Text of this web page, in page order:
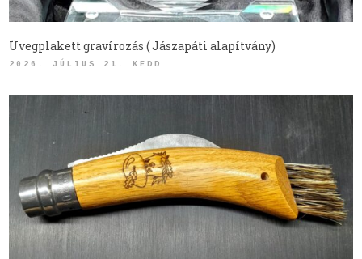
Üvegplakett gravírozás ( Jászapáti alapítvány)
2026. JÚLIUS 21. KEDD